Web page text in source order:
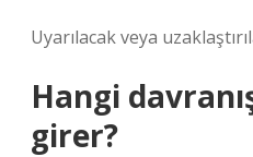
Uyarılacak veya
Hangi
girer?